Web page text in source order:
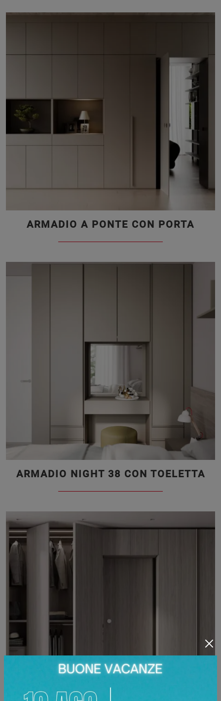
ARMADIO A PONTE CON PORTA
ARMADIO NIGHT 38 CON TOELETTA